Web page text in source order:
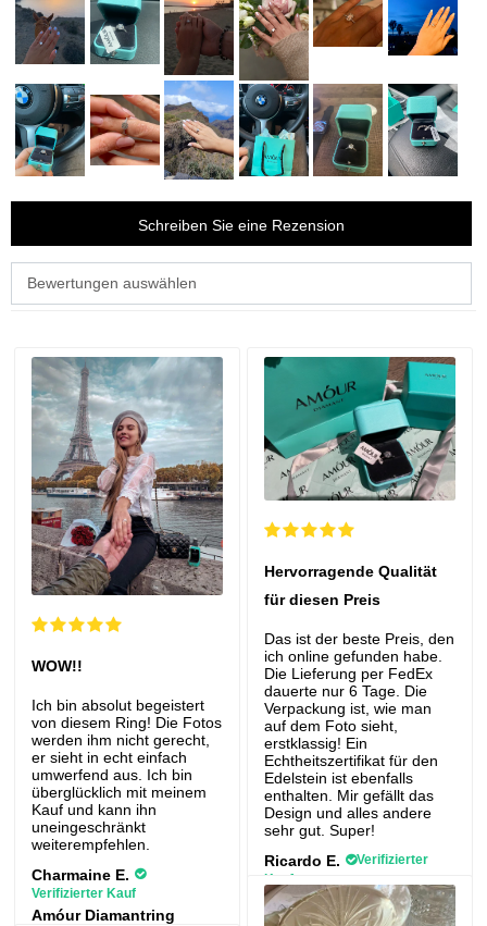
Schreiben Sie eine Rezension
WOW!!
Ich bin absolut begeistert
von diesem Ring! Die Fotos
werden ihm nicht gerecht,
er sieht in echt einfach
umwerfend aus. Ich bin
überglücklich mit meinem
Kauf und kann ihn
uneingeschränkt
weiterempfehlen.
Charmaine E.
Verifizierter Kauf
Amóur Diamantring
Hervorragende Qualität
für diesen Preis
Das ist der beste Preis, den
ich online gefunden habe.
Die Lieferung per FedEx
dauerte nur 6 Tage. Die
Verpackung ist, wie man
auf dem Foto sieht,
erstklassig! Ein
Echtheitszertifikat für den
Edelstein ist ebenfalls
enthalten. Mir gefällt das
Design und alles andere
sehr gut. Super!
Ricardo E.
Verifizierter
Kauf
Amóur Diamond™ Ring